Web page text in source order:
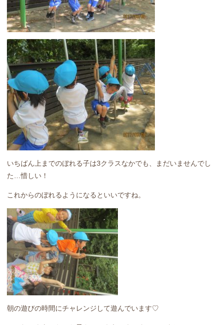
いちばん上までのぼれる子は3クラスなかでも、まだいませんでし
た…惜しい！
これからのぼれるようになるといいですね。
朝の遊びの時間にチャレンジして遊んでいます♡